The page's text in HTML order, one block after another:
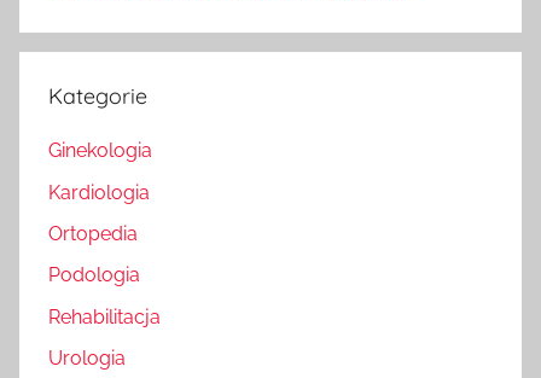
Kategorie
Ginekologia
Kardiologia
Ortopedia
Podologia
Rehabilitacja
Urologia